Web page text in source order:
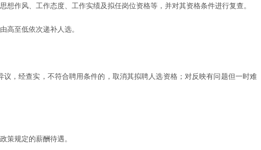
作风、工作态度、工作实绩及拟任岗位资格等，并对其资格条件进行复查。
高至低依次递补人选。
，经查实，不符合聘用条件的，取消其拟聘人选资格；对反映有问题但一时难
策规定的薪酬待遇。